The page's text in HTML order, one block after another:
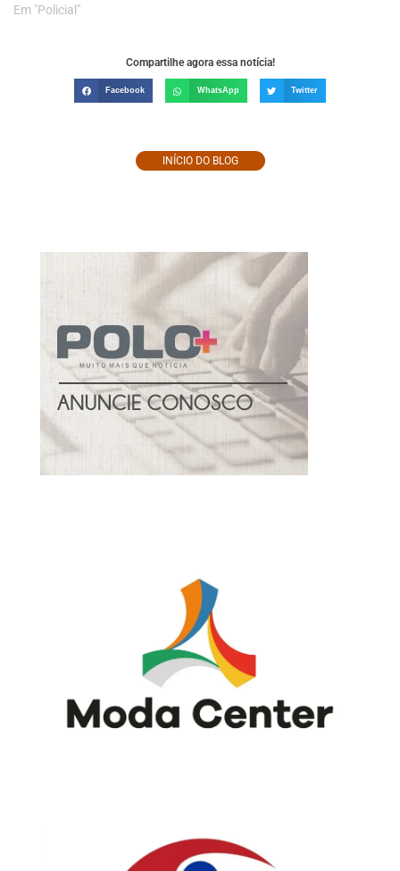
Em "Policial"
Compartilhe agora essa notícia!
Facebook WhatsApp Twitter
INÍCIO DO BLOG